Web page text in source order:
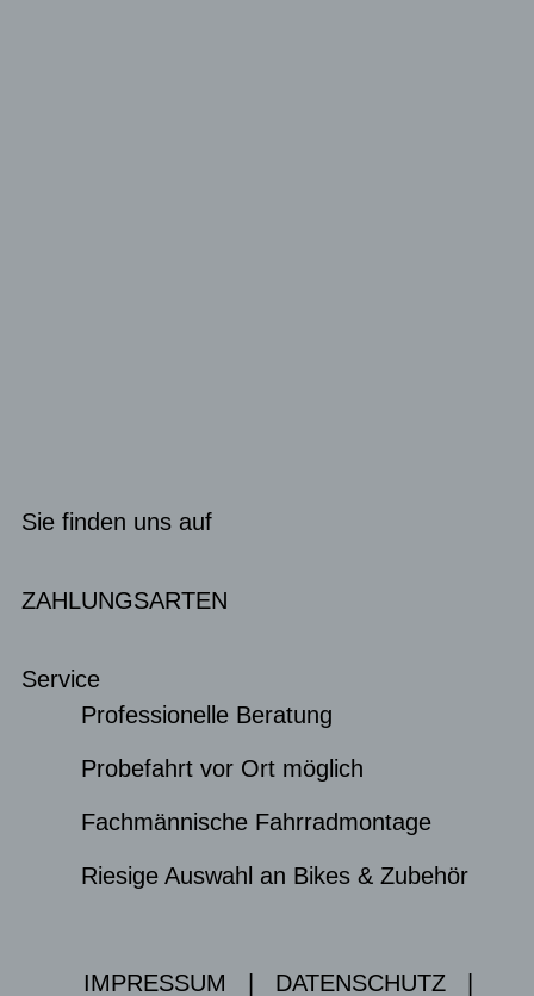
Sie finden uns auf
ZAHLUNGSARTEN
Service
Professionelle Beratung
Probefahrt vor Ort möglich
Fachmännische Fahrradmontage
Riesige Auswahl an Bikes & Zubehör
IMPRESSUM DATENSCHUTZ